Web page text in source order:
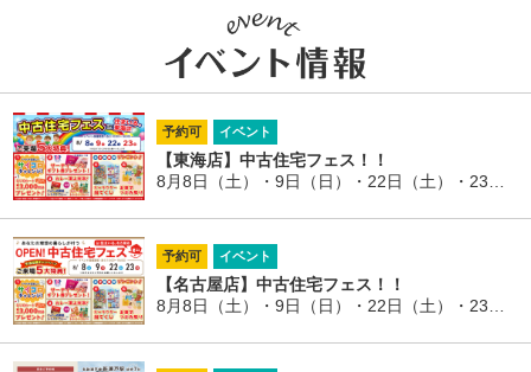
予約可 イベント
【東海店】中古住宅フェス！！
予約可 イベント
【名古屋店】中古住宅フェス！！